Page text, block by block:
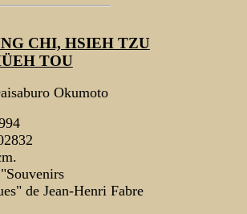
CHI, HSIEH TZU
TOU
Okumoto
de Jean-Henri Fabre